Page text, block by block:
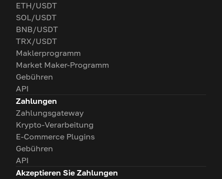
ETH/USDT
SOL/USDT
BNB/USDT
TRX/USDT
Maklerprogramm
Market Maker-Programm
Gebühren
API
Zahlungen
Zahlungsgateway
Krypto-Verarbeitung
E-Commerce Plugins
Gebühren
API
Akzeptieren Sie Zahlungen